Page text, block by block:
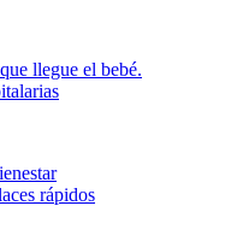
llegue el bebé.
rápidos